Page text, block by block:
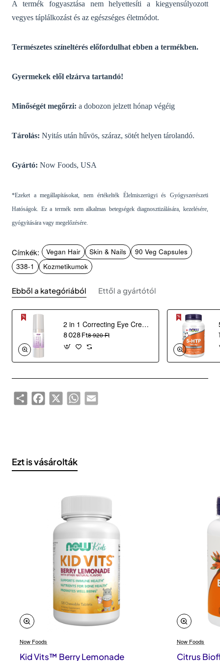
A termék fogyasztása nem helyettesíti a kiegyensúlyozott
vegyes táplálkozást és az egészséges életmódot.
Természetes színeltérés előfordulhat ebben a termékben.
Gyermekek elől elzárva tartandó!
Minőségét megőrzi: a dobozon jelzett hónap végéig
Tárolás: Nyitás után hűvös, száraz, sötét helyen tárolandó.
Gyártó: Now Foods, USA
*Ezeket a megállapításokat, nem értékelték Élelmiszerügyi és Gyógyszerészeti
Hatóságok. Ez a termék nem alkalmas betegségek diagnosztizálására, kezelésére,
gyógyítására vagy megelőzésére.
Címkék: Vegan Hair Skin & Nails
90 Veg Capsules
338-1
Kozmetikumok
Ebből a kategóriából Ettől a gyártótól
2 in 1 Correcting Eye Cream (30 ml)
8 028 Ft8 920 Ft
ShareFacebook
X WhatsAppEmail
Ezt is vásárolták
Now Foods
Kid Vits™ Berry Lemonade
Now Foods
Citrus